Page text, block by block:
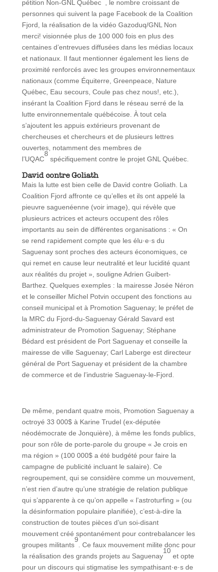
pétition Non-GNL Québec , le nombre croissant de
personnes qui suivent la page Facebook de la Coalition
Fjord, la réalisation de la vidéo Gazoduq/GNL Non
merci! visionnée plus de 100 000 fois en plus des
centaines d’entrevues diffusées dans les médias locaux
et nationaux. Il faut mentionner également les liens de
proximité renforcés avec les groupes environnementaux
nationaux (comme Équiterre, Greenpeace, Nature
Québec, Eau secours, Coule pas chez nous!, etc.),
insérant la Coalition Fjord dans le réseau serré de la
lutte environnementale québécoise. À tout cela
s’ajoutent les appuis extérieurs provenant de
chercheuses et chercheurs et de plusieurs lettres
ouvertes, notamment des membres de
l’UQAC
8
spécifiquement contre le projet GNL Québec.
David contre Goliath
Mais la lutte est bien celle de David contre Goliath. La
Coalition Fjord affronte ce qu’elles et ils ont appelé la
pieuvre saguenéenne (voir image), qui révèle que
plusieurs actrices et acteurs occupent des rôles
importants au sein de différentes organisations : « On
se rend rapidement compte que les élu·e·s du
Saguenay sont proches des acteurs économiques, ce
qui remet en cause leur neutralité et leur lucidité quant
aux réalités du projet », souligne Adrien Guibert-
Barthez. Quelques exemples : la mairesse Josée Néron
et le conseiller Michel Potvin occupent des fonctions au
conseil municipal et à Promotion Saguenay; le préfet de
la MRC du Fjord-du-Saguenay Gérald Savard est
administrateur de Promotion Saguenay; Stéphane
Bédard est président de Port Saguenay et conseille la
mairesse de ville Saguenay; Carl Laberge est directeur
général de Port Saguenay et président de la chambre
de commerce et de l’industrie Saguenay-le-Fjord.
De même, pendant quatre mois, Promotion Saguenay a
octroyé 33 000$ à Karine Trudel (ex-députée
néodémocrate de Jonquière), à même les fonds publics,
pour son rôle de porte-parole du groupe « Je crois en
ma région » (100 000$ a été budgété pour faire la
campagne de publicité incluant le salaire). Ce
regroupement, qui se considère comme un mouvement,
n’est rien d’autre qu’une stratégie de relation publique
qui s’apparente à ce qu’on appelle « l’astroturfing » (ou
la désinformation populaire planifiée), c’est-à-dire la
construction de toutes pièces d’un soi-disant
mouvement créé spontanément pour contrebalancer les
groupes militants
9
. Ce faux mouvement milite donc pour
la réalisation des grands projets au Saguenay
10
et opte
pour un discours qui stigmatise les sympathisant·e·s de